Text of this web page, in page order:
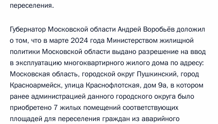
переселения.
Губернатор Московской области Андрей Воробьёв доложил
о том, что в марте 2024 года Министерством жилищной
политики Московской области выдано разрешение на ввод
в эксплуатацию многоквартирного жилого дома по адресу:
Московская область, городской округ Пушкинский, город
Красноармейск, улица Краснофлотская, дом 9а, в котором
ранее администрацией данного городского округа было
приобретено 7 жилых помещений соответствующих
площадей для переселения граждан из аварийного